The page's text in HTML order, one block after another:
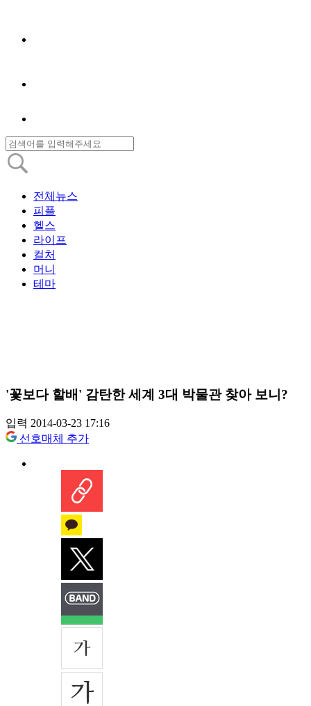
전체뉴스
피플
헬스
라이프
컬처
머니
테마
'꽃보다 할배' 감탄한 세계 3대 박물관 찾아 보니?
입력 2014-03-23 17:16
선호매체 추가